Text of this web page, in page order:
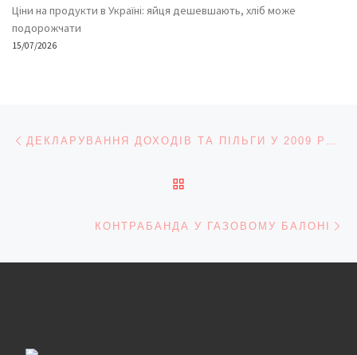
Ціни на продукти в Україні: яйця дешевшають, хліб може
подорожчати
15/07/2026
Навігація записів
КОНТРАБАНДА У ГАЗОВОМУ БАЛОНІ